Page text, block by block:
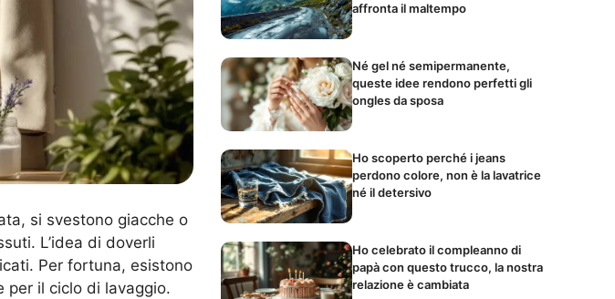
si svestono giacche o
L’idea di doverli
Per fortuna, esistono
per il ciclo di lavaggio.
affronta il maltempo
Né gel né semipermanente,
queste idee rendono perfetti gli
ongles da sposa
Ho scoperto perché i jeans
perdono colore, non è la lavatrice
né il detersivo
Ho celebrato il compleanno di
papà con questo trucco, la nostra
relazione è cambiata